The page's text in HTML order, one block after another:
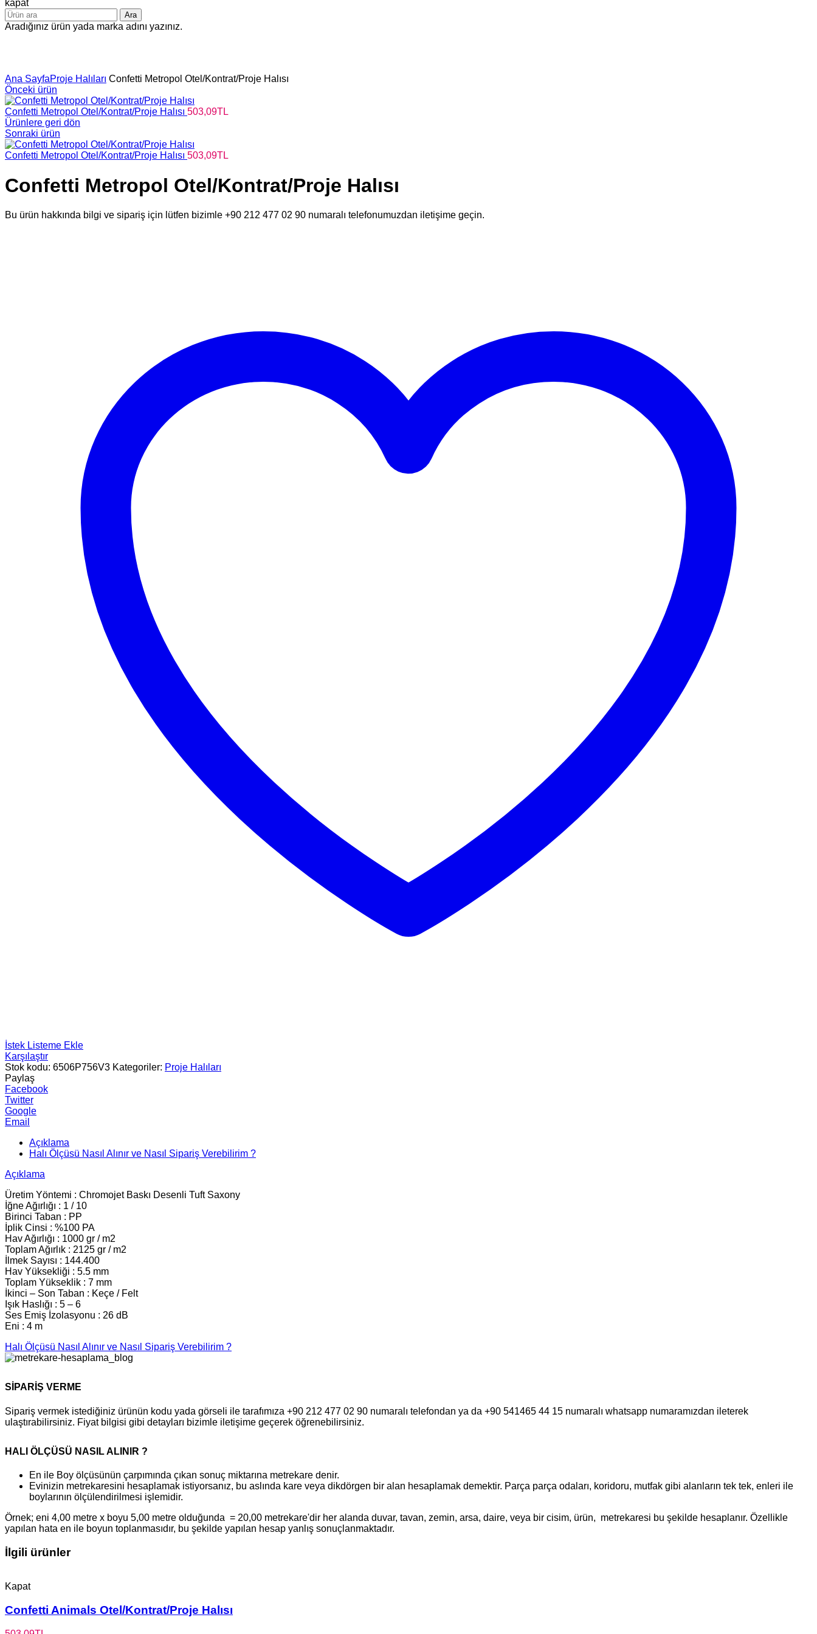
kapat
Ara
Aradığınız ürün yada marka adını yazınız.
Ana SayfaProje Halıları Confetti Metropol Otel/Kontrat/Proje Halısı
Önceki ürün
Confetti Metropol Otel/Kontrat/Proje Halısı 503,09TL
Ürünlere geri dön
Sonraki ürün
Confetti Metropol Otel/Kontrat/Proje Halısı 503,09TL
Confetti Metropol Otel/Kontrat/Proje Halısı
Bu ürün hakkında bilgi ve sipariş için lütfen bizimle +90 212 477 02 90 numaralı telefonumuzdan iletişime geçin.
İstek Listeme Ekle
Karşılaştır
Stok kodu: 6506P756V3 Kategoriler: Proje Halıları
Paylaş
Facebook
Twitter
Google
Email
Açıklama
Halı Ölçüsü Nasıl Alınır ve Nasıl Sipariş Verebilirim ?
Açıklama
Üretim Yöntemi : Chromojet Baskı Desenli Tuft Saxony
İğne Ağırlığı : 1 / 10
Birinci Taban : PP
İplik Cinsi : %100 PA
Hav Ağırlığı : 1000 gr / m2
Toplam Ağırlık : 2125 gr / m2
İlmek Sayısı : 144.400
Hav Yüksekliği : 5.5 mm
Toplam Yükseklik : 7 mm
İkinci – Son Taban : Keçe / Felt
Işık Haslığı : 5 – 6
Ses Emiş İzolasyonu : 26 dB
Eni : 4 m
Halı Ölçüsü Nasıl Alınır ve Nasıl Sipariş Verebilirim ?
SİPARİŞ VERME
Sipariş vermek istediğiniz ürünün kodu yada görseli ile tarafımıza +90 212 477 02 90 numaralı telefondan ya da +90 541465 44 15 numaralı whatsapp numaramızdan ileterek
ulaştırabilirsiniz. Fiyat bilgisi gibi detayları bizimle iletişime geçerek öğrenebilirsiniz.
HALI ÖLÇÜSÜ NASIL ALINIR ?
En ile Boy ölçüsünün çarpımında çıkan sonuç miktarına metrekare denir.
Evinizin metrekaresini hesaplamak istiyorsanız, bu aslında kare veya dikdörgen bir alan hesaplamak demektir. Parça parça odaları, koridoru, mutfak gibi alanların tek tek, enleri ile
boylarının ölçülendirilmesi işlemidir.
Örnek; eni 4,00 metre x boyu 5,00 metre olduğunda = 20,00 metrekare'dir her alanda duvar, tavan, zemin, arsa, daire, veya bir cisim, ürün, metrekaresi bu şekilde hesaplanır. Özellikle
yapılan hata en ile boyun toplanmasıdır, bu şekilde yapılan hesap yanlış sonuçlanmaktadır.
İlgili ürünler
Kapat
Confetti Animals Otel/Kontrat/Proje Halısı